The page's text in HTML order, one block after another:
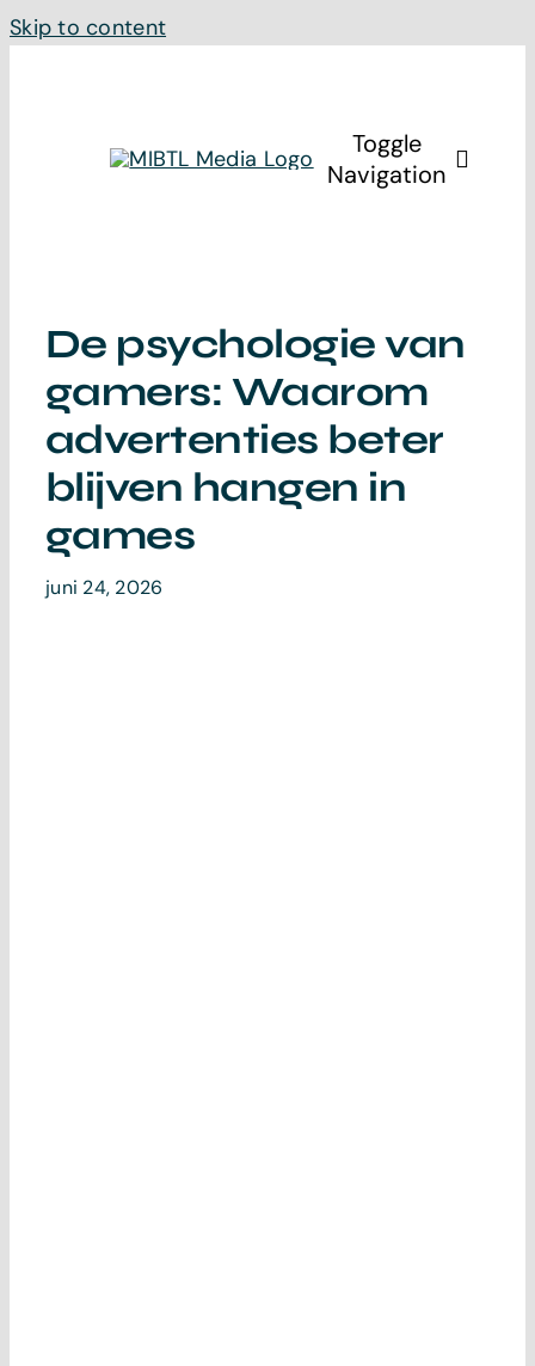
Skip to content
Toggle
Navigation
Diensten
De psychologie van
gamers: Waarom
advertenties beter
blijven hangen in
games
juni 24, 2026